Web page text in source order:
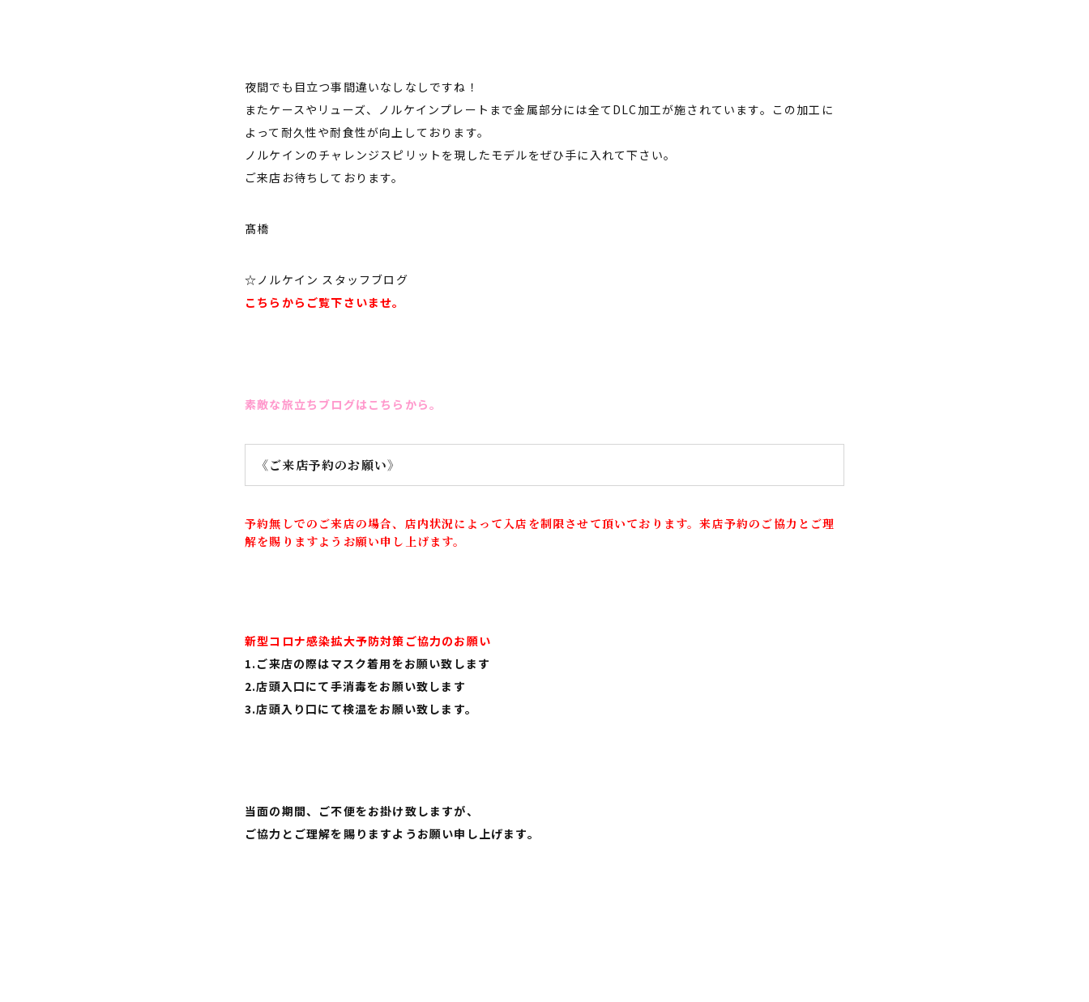
夜間でも目立つ事間違いなしなしですね！
またケースやリューズ、ノルケインプレートまで金属部分には全てDLC加工が施されています。この加工に
よって耐久性や耐食性が向上しております。
ノルケインのチャレンジスピリットを現したモデルをぜひ手に入れて下さい。
ご来店お待ちしております。
髙橋
☆ノルケイン スタッフブログ
こちらからご覧下さいませ。
素敵な旅立ちブログはこちらから。
《ご来店予約のお願い》
予約無しでのご来店の場合、店内状況によって入店を制限させて頂いております。来店予約のご協力とご理
解を賜りますようお願い申し上げます。
新型コロナ感染拡大予防対策ご協力のお願い
1.ご来店の際はマスク着用をお願い致します
2.店頭入口にて手消毒をお願い致します
3.店頭入り口にて検温をお願い致します。
当面の期間、ご不便をお掛け致しますが、
ご協力とご理解を賜りますようお願い申し上げます。